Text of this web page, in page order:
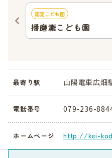
認定こども園
播磨灘こども園
最寄り駅 山陽電車広畑
電話番号 079-236-
ホームページ http://kei-